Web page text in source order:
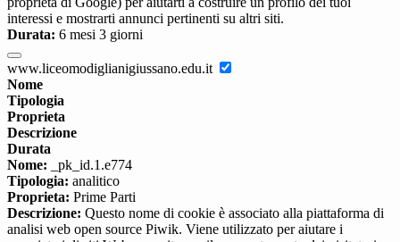
interessi e mostrarti annunci pertinenti su altri siti.
Durata: 6 mesi 3 giorni
www.liceomodiglianigiussano.edu.it
Nome
Tipologia
Proprieta
Descrizione
Durata
Nome: _pk_id.1.e774
Tipologia: analitico
Proprieta: Prime Parti
Descrizione: Questo nome di cookie è associato alla piattaforma di
analisi web open source Piwik. Viene utilizzato per aiutare i